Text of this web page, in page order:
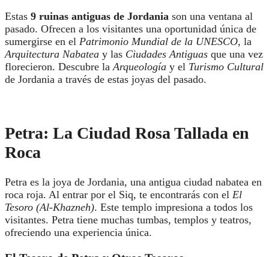
Estas 9 ruinas antiguas de Jordania son una ventana al
pasado. Ofrecen a los visitantes una oportunidad única de
sumergirse en el Patrimonio Mundial de la UNESCO, la
Arquitectura Nabatea y las Ciudades Antiguas que una vez
florecieron. Descubre laArqueología y el Turismo Cultural
de Jordania a través de estas joyas del pasado.
Petra: La Ciudad Rosa Tallada en
Roca
Petra es la joya de Jordania, una antigua ciudad nabatea en
roca roja. Al entrar por el Siq, te encontrarás con el El
Tesoro (Al-Khazneh). Este templo impresiona a todos los
visitantes. Petra tiene muchas tumbas, templos y teatros,
ofreciendo una experiencia única.